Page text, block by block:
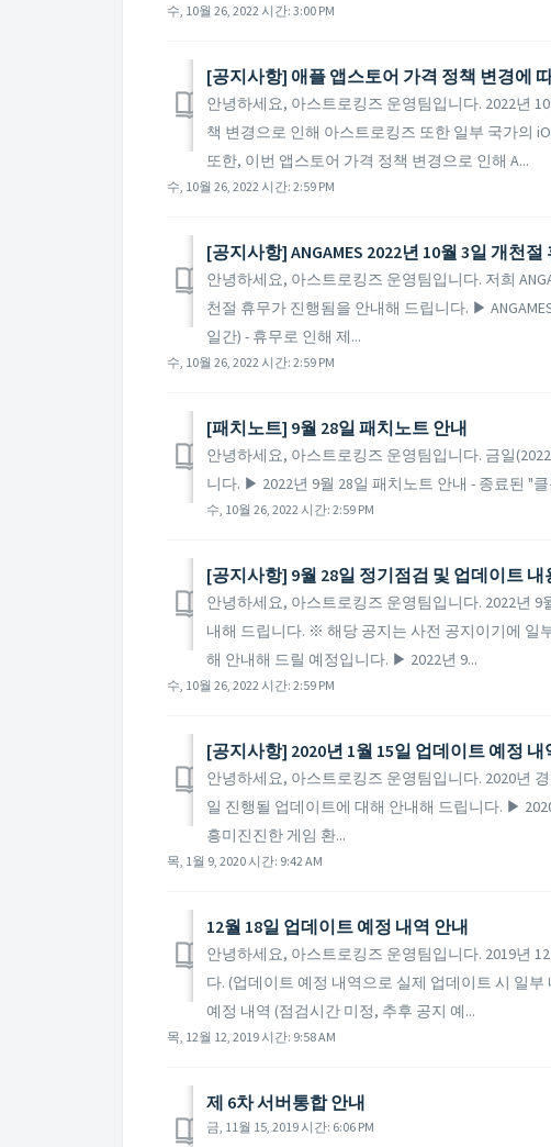
수, 10월 26, 2022 시간: 3:00 PM
[공지사항] 애플 앱스토어 가격 정책 변경에
안녕하세요, 아스트로킹즈 운영팀입니다. 2022년
책 변경으로 인해 아스트로킹즈 또한 일부 국가의
또한, 이번 앱스토어 가격 정책 변경으로 인해 A...
수, 10월 26, 2022 시간: 2:59 PM
[공지사항] ANGAMES 2022년 10월 3일 개천절
안녕하세요, 아스트로킹즈 운영팀입니다. 저희
천절 휴무가 진행됨을 안내해 드립니다. ▶
일간) - 휴무로 인해 제...
수, 10월 26, 2022 시간: 2:59 PM
​[패치노트] 9월 28일 패치노트 안내
안녕하세요, 아스트로킹즈 운영팀입니다. 금일
니다. ▶ 2022년 9월 28일 패치노트 안내 - 종료된 "
수, 10월 26, 2022 시간: 2:59 PM
[공지사항] 9월 28일 정기점검 및 업데이트 내
안녕하세요, 아스트로킹즈 운영팀입니다. 2022년
내해 드립니다. ※ 해당 공지는 사전 공지이기에 일
해 안내해 드릴 예정입니다. ▶ 2022년 9...
수, 10월 26, 2022 시간: 2:59 PM
[공지사항] 2020년 1월 15일 업데이트 예정 내
안녕하세요, 아스트로킹즈 운영팀입니다. 2020년
일 진행될 업데이트에 대해 안내해 드립니다. ▶
흥미진진한 게임 환...
목, 1월 9, 2020 시간: 9:42 AM
12월 18일 업데이트 예정 내역 안내
안녕하세요, 아스트로킹즈 운영팀입니다. 2019년
다. (업데이트 예정 내역으로 실제 업데이트 시 일
예정 내역 (점검시간 미정, 추후 공지 예...
목, 12월 12, 2019 시간: 9:58 AM
제 6차 서버통합 안내
금, 11월 15, 2019 시간: 6:06 PM